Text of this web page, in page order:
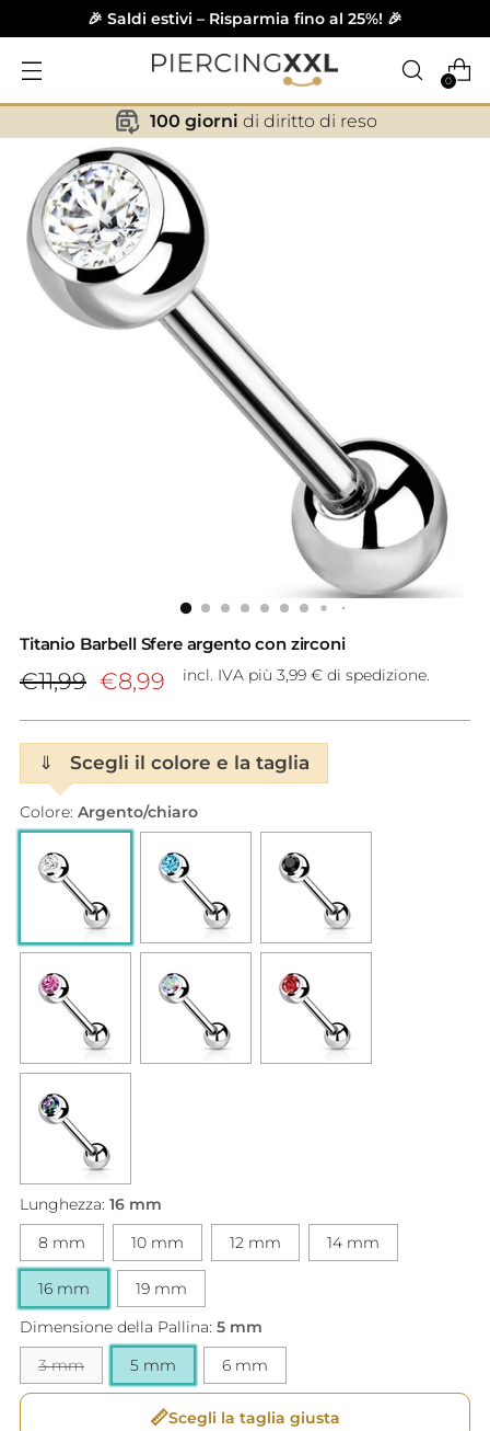
🎉 Saldi estivi – Risparmia fino al 25%! 🎉
0
✕
100 giorni di diritto di reso
Titanio Barbell Sfere argento con zirconi
Prezzo
listino
€11,99 €8,99 incl. IVA più 3,99 € di spedizione.
⇓ Scegli il colore e la taglia
Colore: Argento/chiaro
Lunghezza: 16 mm
8 mm 10 mm 12 mm 14 mm
16 mm 19 mm
Dimensione della Pallina: 5 mm
3 mm 5 mm 6 mm
📏Scegli la taglia giusta